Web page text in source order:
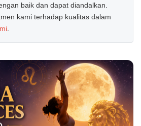
baik dan dapat diandalkan.
kami terhadap kualitas dalam